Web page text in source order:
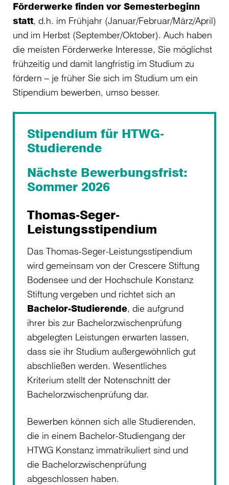
Förderwerke finden vor Semesterbeginn
statt, d.h. im Frühjahr (Januar/Februar/März/April)
und im Herbst (September/Oktober). Auch haben
die meisten Förderwerke Interesse, Sie möglichst
frühzeitig und damit langfristig im Studium zu
fördern – je früher Sie sich im Studium um ein
Stipendium bewerben, umso besser.
Stipendium für HTWG-
Studierende
Nächste Bewerbungsfrist:
Sommer 2026
Thomas-Seger-
Leistungsstipendium
Das Thomas-Seger-Leistungsstipendium
wird gemeinsam von der Crescere Stiftung
Bodensee und der Hochschule Konstanz
Stiftung vergeben und richtet sich an
Bachelor-Studierende, die aufgrund
ihrer bis zur Bachelorzwischenprüfung
abgelegten Leistungen erwarten lassen,
dass sie ihr Studium außergewöhnlich gut
abschließen werden. Wesentliches
Kriterium stellt der Notenschnitt der
Bachelorzwischenprüfung dar.
Bewerben können sich alle Studierenden,
die in einem Bachelor-Studiengang der
HTWG Konstanz immatrikuliert sind und
die Bachelorzwischenprüfung
abgeschlossen haben.